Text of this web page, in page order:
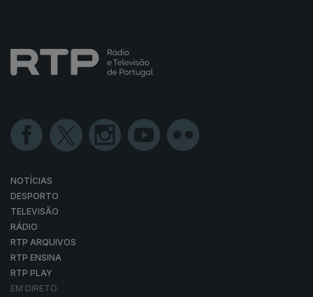
NOTÍCIAS
DESPORTO
TELEVISÃO
RÁDIO
RTP ARQUIVOS
RTP ENSINA
RTP PLAY
EM DIRETO